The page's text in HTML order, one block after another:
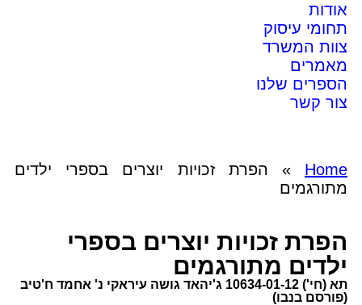
אודות
תחומי עיסוק
צוות המשרד
מאמרים
הספרים שלנו
צור קשר
Home
» הפרת זכויות יוצרים בספרי ילדים
מתורגמים
הפרת זכויות יוצרים בספרי
ילדים מתורגמים
תא (חי') 10634-01-12 ג'יהאד גושה עיראקי נ' אחמד ח'טיב
(פורסם בנבו)